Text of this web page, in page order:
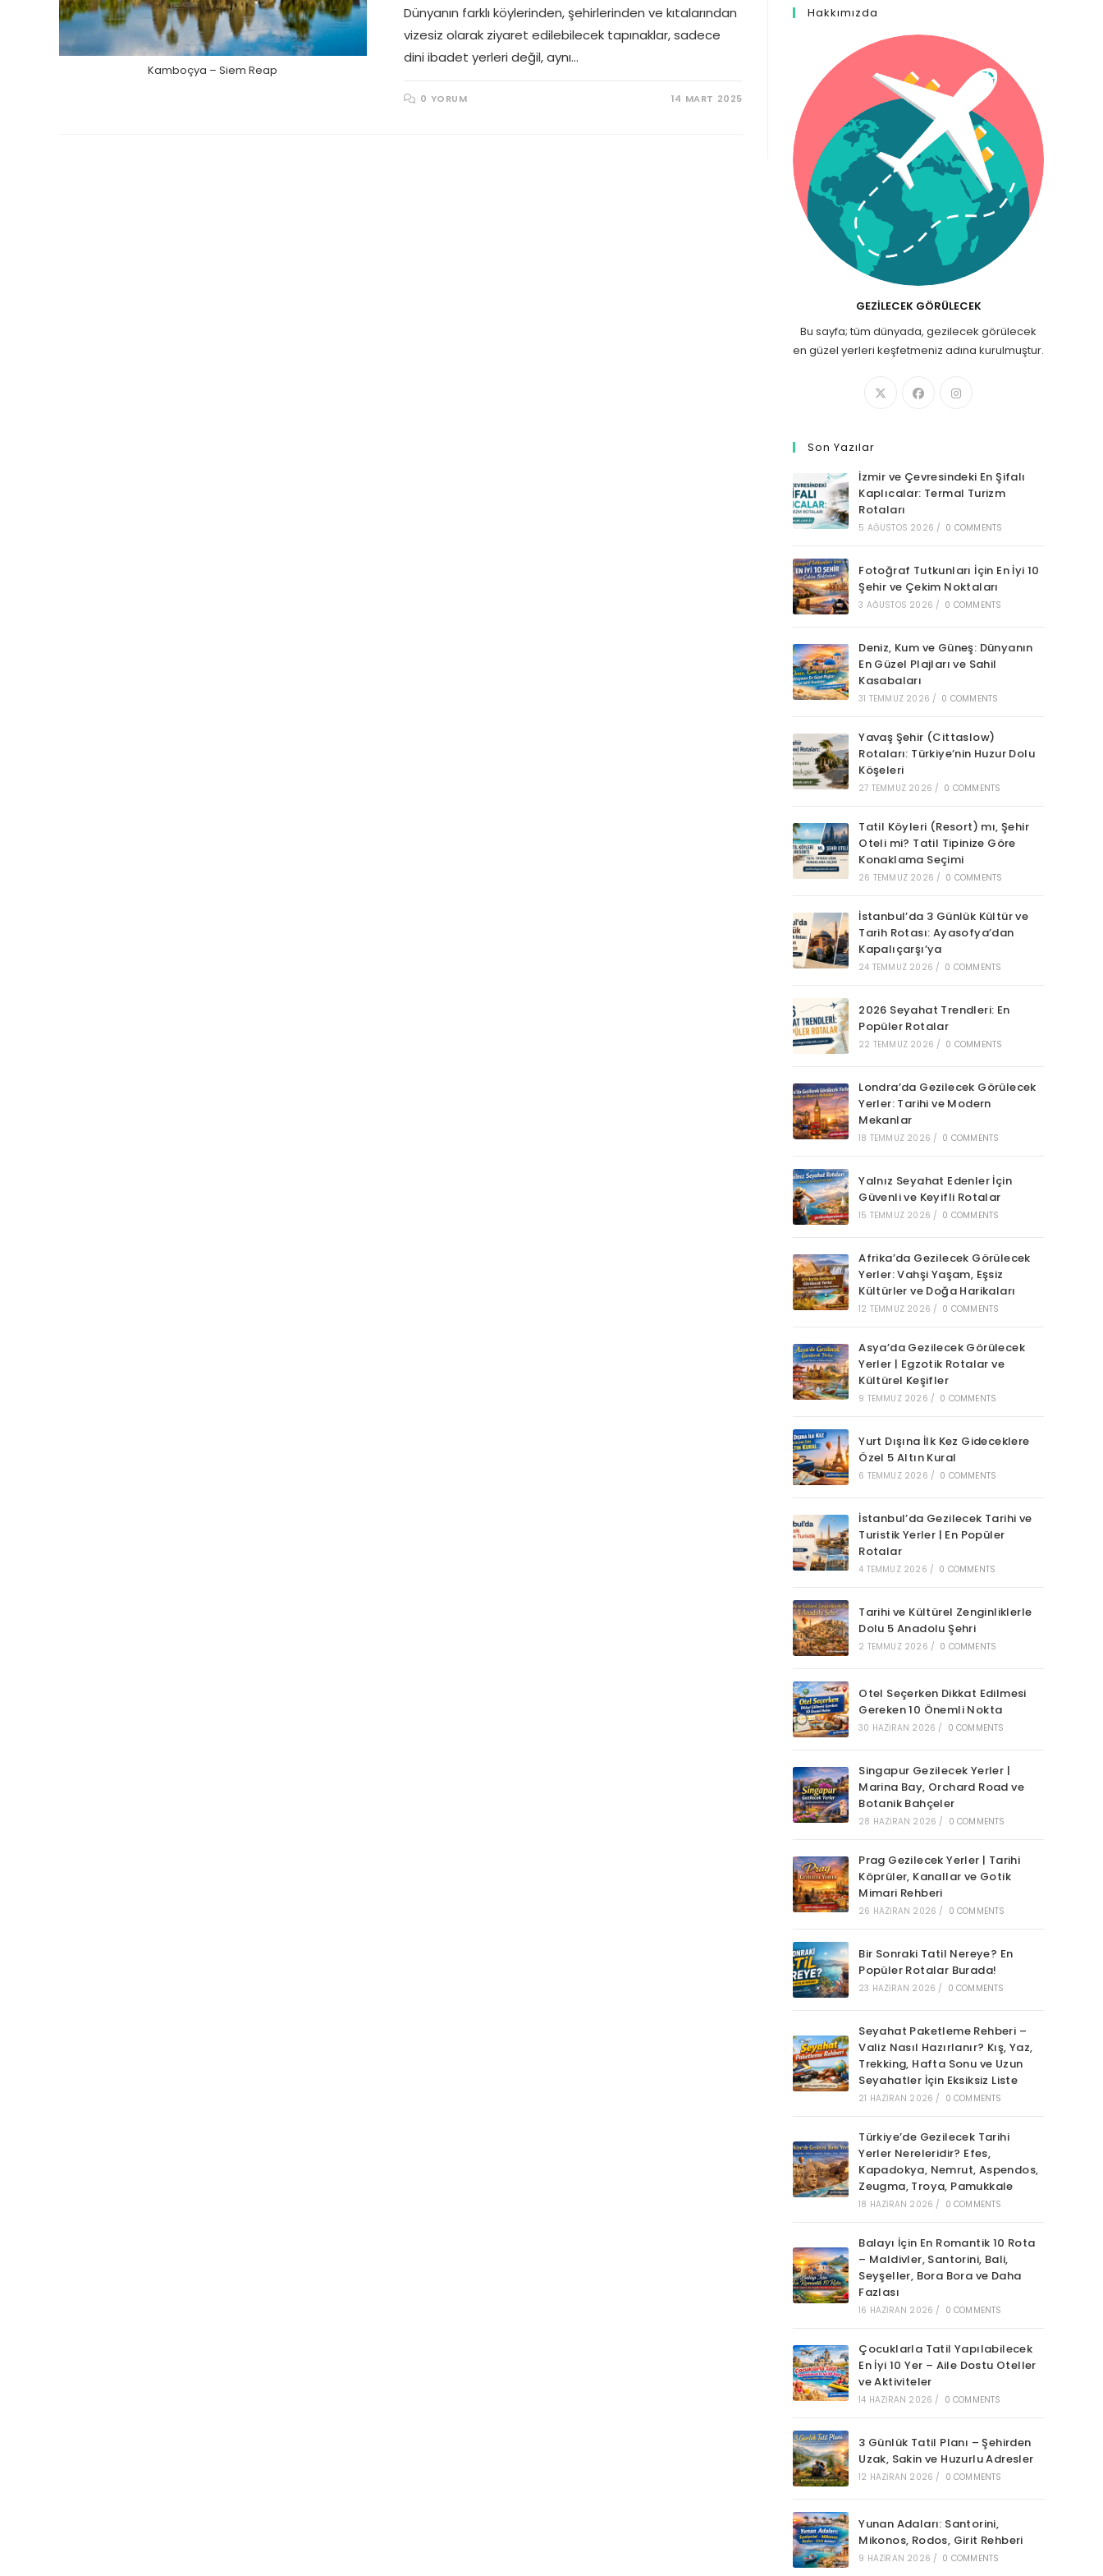
Kamboçya – Siem Reap
Dünyanın farklı köylerinden, şehirlerinden ve kıtalarından
vizesiz olarak ziyaret edilebilecek tapınaklar, sadece
dini ibadet yerleri değil, aynı…
0 YORUM 14 MART 2025
Hakkımızda
GEZILECEK GÖRÜLECEK
Bu sayfa; tüm dünyada, gezilecek görülecek
en güzel yerleri keşfetmeniz adına kurulmuştur.
Son Yazılar
İzmir ve Çevresindeki En Şifalı
Kaplıcalar: Termal Turizm
Rotaları
5 AĞUSTOS 2026 / 0 COMMENTS
Fotoğraf Tutkunları İçin En İyi 10
Şehir ve Çekim Noktaları
3 AĞUSTOS 2026 / 0 COMMENTS
Deniz, Kum ve Güneş: Dünyanın
En Güzel Plajları ve Sahil
Kasabaları
31 TEMMUZ 2026 / 0 COMMENTS
Yavaş Şehir (Cittaslow)
Rotaları: Türkiye’nin Huzur Dolu
Köşeleri
27 TEMMUZ 2026 / 0 COMMENTS
Tatil Köyleri (Resort) mı, Şehir
Oteli mi? Tatil Tipinize Göre
Konaklama Seçimi
26 TEMMUZ 2026 / 0 COMMENTS
İstanbul’da 3 Günlük Kültür ve
Tarih Rotası: Ayasofya’dan
Kapalıçarşı’ya
24 TEMMUZ 2026 / 0 COMMENTS
2026 Seyahat Trendleri: En
Popüler Rotalar
22 TEMMUZ 2026 / 0 COMMENTS
Londra’da Gezilecek Görülecek
Yerler: Tarihi ve Modern
Mekanlar
18 TEMMUZ 2026 / 0 COMMENTS
Yalnız Seyahat Edenler İçin
Güvenli ve Keyifli Rotalar
15 TEMMUZ 2026 / 0 COMMENTS
Afrika’da Gezilecek Görülecek
Yerler: Vahşi Yaşam, Eşsiz
Kültürler ve Doğa Harikaları
12 TEMMUZ 2026 / 0 COMMENTS
Asya’da Gezilecek Görülecek
Yerler | Egzotik Rotalar ve
Kültürel Keşifler
9 TEMMUZ 2026 / 0 COMMENTS
Yurt Dışına İlk Kez Gideceklere
Özel 5 Altın Kural
6 TEMMUZ 2026 / 0 COMMENTS
İstanbul’da Gezilecek Tarihi ve
Turistik Yerler | En Popüler
Rotalar
4 TEMMUZ 2026 / 0 COMMENTS
Tarihi ve Kültürel Zenginliklerle
Dolu 5 Anadolu Şehri
2 TEMMUZ 2026 / 0 COMMENTS
Otel Seçerken Dikkat Edilmesi
Gereken 10 Önemli Nokta
30 HAZIRAN 2026 / 0 COMMENTS
Singapur Gezilecek Yerler |
Marina Bay, Orchard Road ve
Botanik Bahçeler
28 HAZIRAN 2026 / 0 COMMENTS
Prag Gezilecek Yerler | Tarihi
Köprüler, Kanallar ve Gotik
Mimari Rehberi
26 HAZIRAN 2026 / 0 COMMENTS
Bir Sonraki Tatil Nereye? En
Popüler Rotalar Burada!
23 HAZIRAN 2026 / 0 COMMENTS
Seyahat Paketleme Rehberi –
Valiz Nasıl Hazırlanır? Kış, Yaz,
Trekking, Hafta Sonu ve Uzun
Seyahatler İçin Eksiksiz Liste
21 HAZIRAN 2026 / 0 COMMENTS
Türkiye’de Gezilecek Tarihi
Yerler Nereleridir? Efes,
Kapadokya, Nemrut, Aspendos,
Zeugma, Troya, Pamukkale
18 HAZIRAN 2026 / 0 COMMENTS
Balayı İçin En Romantik 10 Rota
– Maldivler, Santorini, Bali,
Seyşeller, Bora Bora ve Daha
Fazlası
16 HAZIRAN 2026 / 0 COMMENTS
Çocuklarla Tatil Yapılabilecek
En İyi 10 Yer – Aile Dostu Oteller
ve Aktiviteler
14 HAZIRAN 2026 / 0 COMMENTS
3 Günlük Tatil Planı – Şehirden
Uzak, Sakin ve Huzurlu Adresler
12 HAZIRAN 2026 / 0 COMMENTS
Yunan Adaları: Santorini,
Mikonos, Rodos, Girit Rehberi
9 HAZIRAN 2026 / 0 COMMENTS